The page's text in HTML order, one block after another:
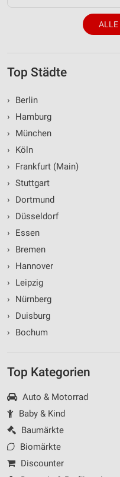
ALLE
Top Städte
›
Berlin
›
Hamburg
›
München
›
Köln
›
Frankfurt (Main)
› Stuttgart
›
Dortmund
›
Düsseldorf
›
Essen
›
Bremen
›
Hannover
›
Leipzig
›
Nürnberg
›
Duisburg
›
Bochum
Top Kategorien
Auto & Motorrad
Baby & Kind
Baumärkte
Biomärkte
Discounter